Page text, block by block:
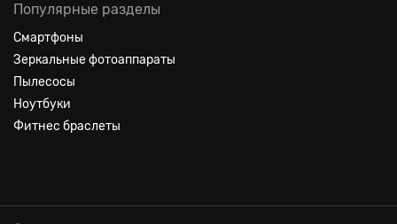
Популярные разделы
Смартфоны
Зеркальные фотоаппараты
Пылесосы
Ноутбуки
Фитнес браслеты